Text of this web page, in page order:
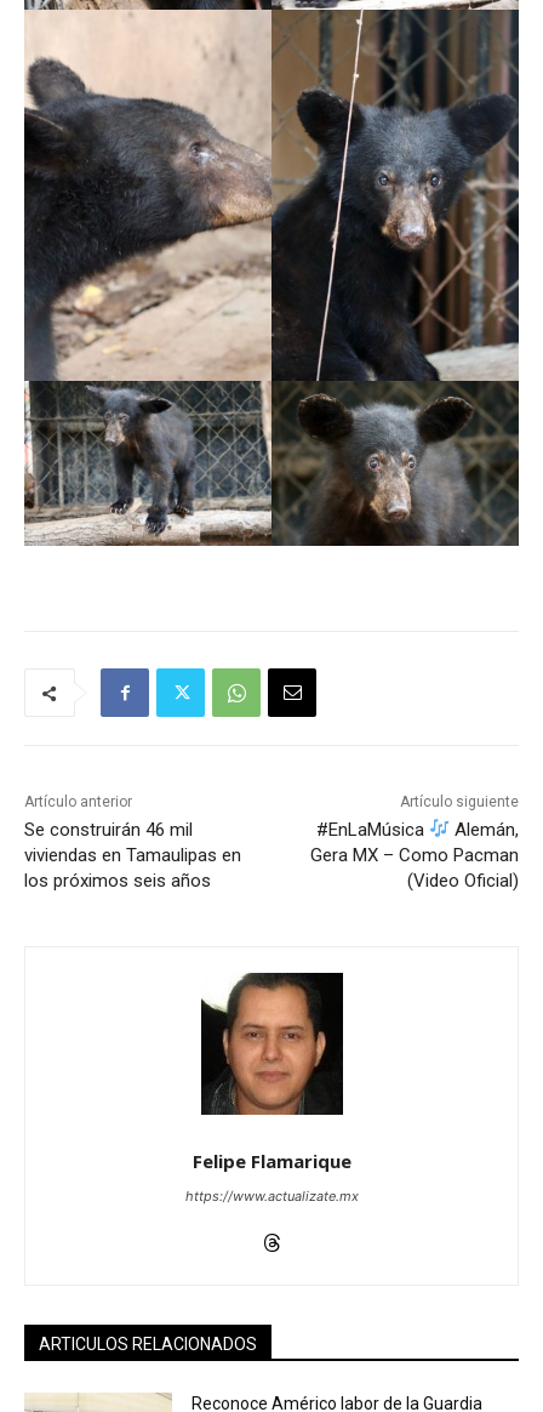
Artículo anterior
Se construirán 46 mil
viviendas en Tamaulipas en
los próximos seis años
Artículo siguiente
#EnLaMúsica
Alemán,
Gera MX – Como Pacman
(Video Oficial)
Felipe Flamarique
https://www.actualizate.mx
ARTICULOS RELACIONADOS
Reconoce Américo labor de la Guardia